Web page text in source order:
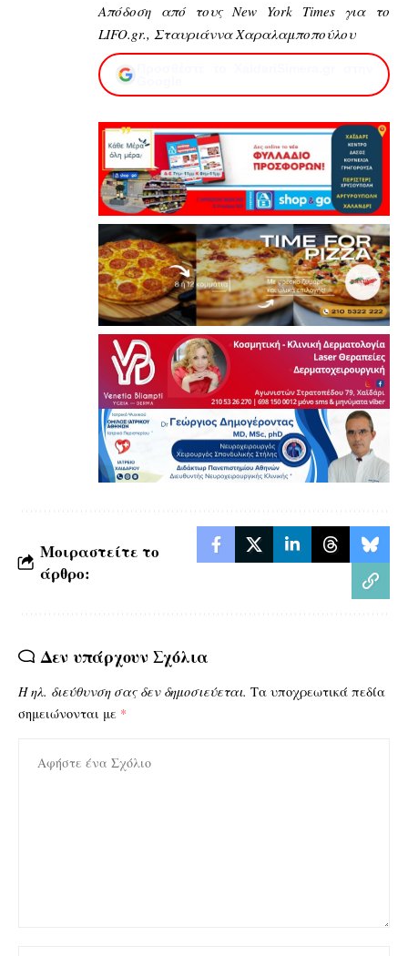
Απόδοση από τους New York Times για το
LIFO.gr., Σταυριάννα Χαραλαμποπούλου
Μοιραστείτε το
άρθρο:
Δεν υπάρχουν Σχόλια
Η ηλ. διεύθυνση σας δεν δημοσιεύεται. Τα υποχρεωτικά πεδία
σημειώνονται με *